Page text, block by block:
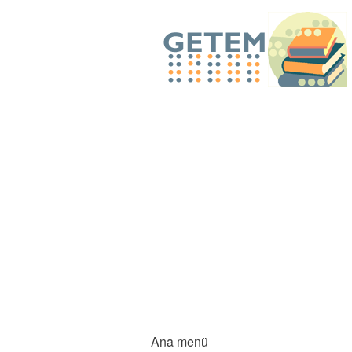
Ana menü